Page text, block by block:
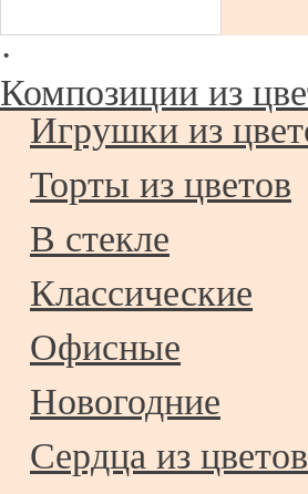
·
Композиции из
Игрушки из
Торты из цветов
В стекле
Классические
Офисные
Новогодние
Сердца из цветов